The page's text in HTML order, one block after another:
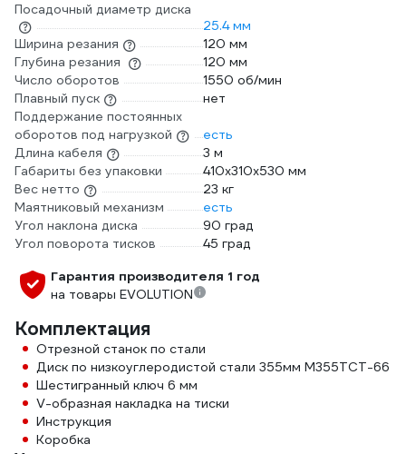
Посадочный диаметр диска
25.4 мм
Ширина резания
120 мм
Глубина резания
120 мм
Число оборотов
1550 об/мин
Плавный пуск
нет
Поддержание постоянных
оборотов под нагрузкой
есть
Длина кабеля
3 м
Габариты без упаковки
410х310х530 мм
Вес нетто
23 кг
Маятниковый механизм
есть
Угол наклона диска
90 град
Угол поворота тисков
45 град
Гарантия производителя 1 год
на товары EVOLUTION
Комплектация
Отрезной станок по стали
Диск по низкоуглеродистой стали 355мм M355TCT-66
Шестигранный ключ 6 мм
V-образная накладка на тиски
Инструкция
Коробка